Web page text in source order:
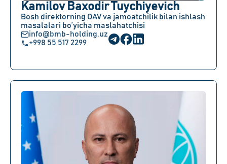
Kamilov Baxodir Tuychiyevich
Bosh direktorning OAV va jamoatchilik bilan ishlash
masalalari bo’yicha maslahatchisi
info@bmb-holding.uz
+998 55 517 2299